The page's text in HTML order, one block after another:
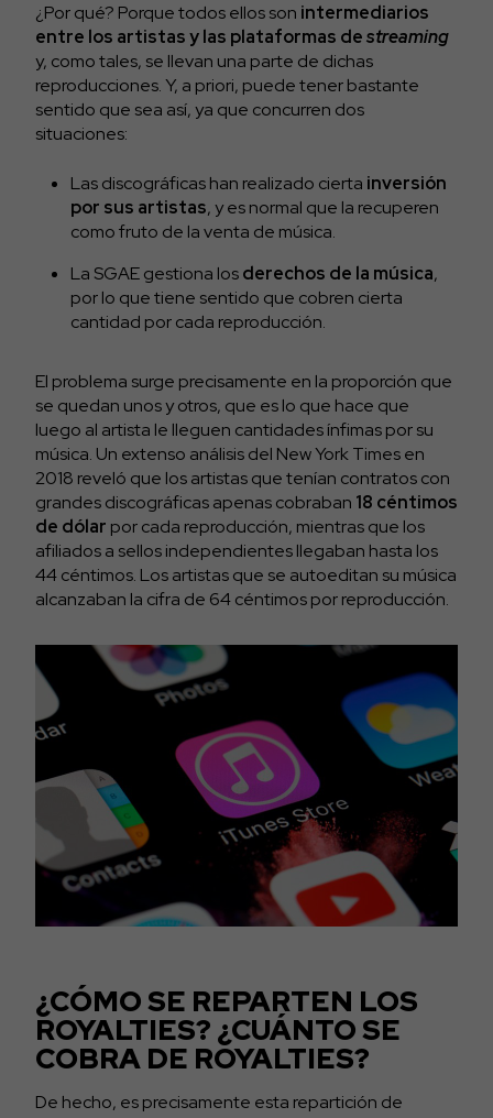
¿Por qué? Porque todos ellos son intermediarios
entre los artistas y las plataformas destreaming
y, como tales, se llevan una parte de dichas
reproducciones. Y, a priori, puede tener bastante
sentido que sea así, ya que concurren dos
situaciones:
Las discográficas han realizado cierta inversión
por sus artistas, y es normal que la recuperen
como fruto de la venta de música.
La SGAE gestiona losderechos de la música,
por lo que tiene sentido que cobren cierta
cantidad por cada reproducción.
El problema surge precisamente en la proporción que
se quedan unos y otros, que es lo que hace que
luego al artista le lleguen cantidades ínfimas por su
música. Un extenso análisis del New York Times en
2018 reveló que los artistas que tenían contratos con
grandes discográficas apenas cobraban 18 céntimos
de dólar por cada reproducción, mientras que los
afiliados a sellos independientes llegaban hasta los
44 céntimos. Los artistas que se autoeditan su música
alcanzaban la cifra de 64 céntimos por reproducción.
¿CÓMO SE REPARTEN LOS
ROYALTIES? ¿CUÁNTO SE
COBRA DE ROYALTIES?
De hecho, es precisamente esta repartición de